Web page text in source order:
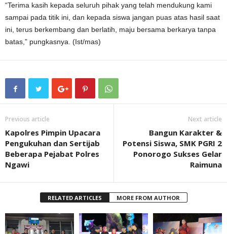
“Terima kasih kepada seluruh pihak yang telah mendukung kami
sampai pada titik ini, dan kepada siswa jangan puas atas hasil saat
ini, terus berkembang dan berlatih, maju bersama berkarya tanpa
batas,” pungkasnya. (Ist/mas)
Previous article
Kapolres Pimpin Upacara
Pengukuhan dan Sertijab
Beberapa Pejabat Polres
Ngawi
Next article
Bangun Karakter &
Potensi Siswa, SMK PGRI 2
Ponorogo Sukses Gelar
Raimuna
RELATED ARTICLES MORE FROM AUTHOR